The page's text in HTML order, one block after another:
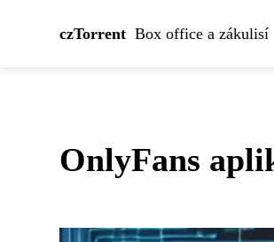
czTorrent Box office a zákulisí
OnlyFans